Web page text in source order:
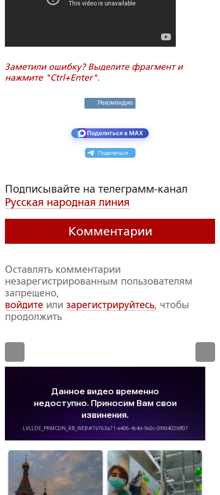
Заметили ошибку? Выделите фрагмент и
нажмите "Ctrl+Enter".
Рекомендую
Поделиться в MAX
Поделиться
Подписывайте на телеграмм-канал
Русская народная линия
Комментарии
Оставлять комментарии
незарегистрированным пользователям
запрещено,
войдите или зарегистрируйтесь, чтобы
продолжить